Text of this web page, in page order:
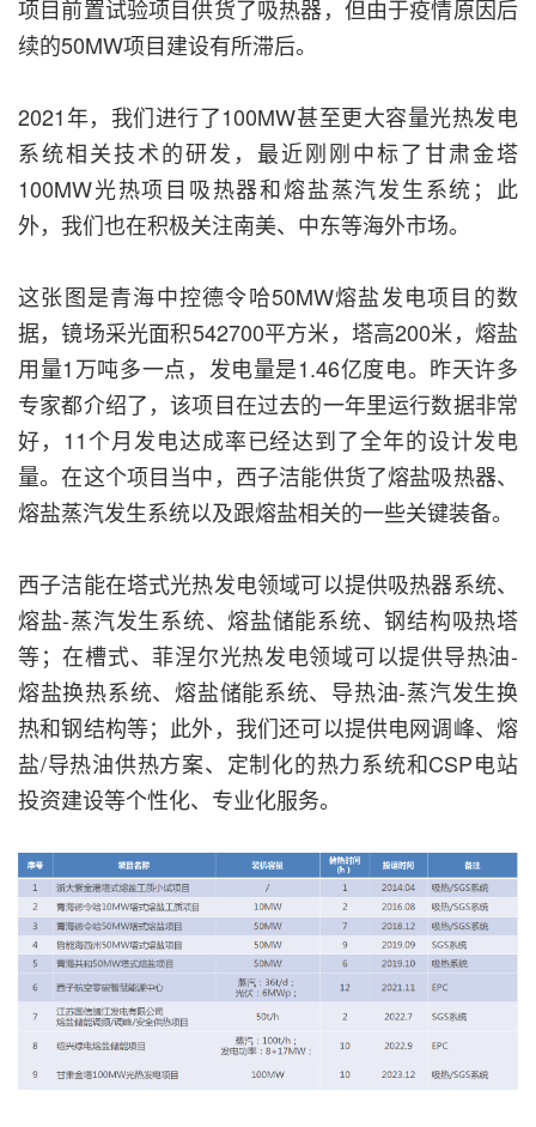
项目前置试验项目供货了吸热器，但由于疫情原因后
续的50MW项目建设有所滞后。
2021年，我们进行了100MW甚至更大容量光热发电
系统相关技术的研发，最近刚刚中标了甘肃金塔
100MW光热项目吸热器和熔盐蒸汽发生系统；此
外，我们也在积极关注南美、中东等海外市场。
这张图是青海中控德令哈50MW熔盐发电项目的数
据，镜场采光面积542700平方米，塔高200米，熔盐
用量1万吨多一点，发电量是1.46亿度电。昨天许多
专家都介绍了，该项目在过去的一年里运行数据非常
好，11个月发电达成率已经达到了全年的设计发电
量。在这个项目当中，西子洁能供货了熔盐吸热器、
熔盐蒸汽发生系统以及跟熔盐相关的一些关键装备。
西子洁能在塔式光热发电领域可以提供吸热器系统、
熔盐-蒸汽发生系统、熔盐储能系统、钢结构吸热塔
等；在槽式、菲涅尔光热发电领域可以提供导热油-
熔盐换热系统、熔盐储能系统、导热油-蒸汽发生换
热和钢结构等；此外，我们还可以提供电网调峰、熔
盐/导热油供热方案、定制化的热力系统和CSP电站
投资建设等个性化、专业化服务。